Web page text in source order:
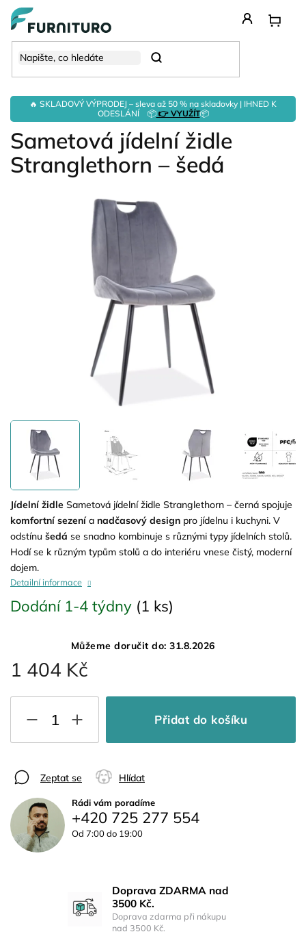
Přejít
obsah
🔥 SKLADOVÝ VÝPRODEJ – sleva až 50 % na skladovky | IHNED K
ODESLÁNÍ 📦👉 VYUŽÍT📦
Hledat
Sametová jídelní židle
Stranglethorn – šedá
1 404 Kč
Dodání 1-4 týdny (1 ks)
Můžeme doručit do: 31.8.2026
Přidat do košíku
Jídelní židle Sametová jídelní židle Stranglethorn – černá spojuje
komfortní sezenía nadčasový design pro jídelnu i kuchyni. V
odstínu šedá se snadno kombinuje s různými typy jídelních stolů.
Hodí se k různým typům stolů a do interiéru vnese čistý, moderní
dojem.
Detailní informace
Zeptat se Hlídat
Rádi vám poradíme
+420 725 277 554
Od 7:00 do 19:00
Doprava ZDARMA nad
3500 Kč.
Doprava zdarma při nákupu
nad 3500 Kč.